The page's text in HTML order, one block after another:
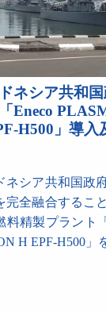
ネシア共和国
Eneco
H500」導入
ネシア共和国政
完全融合するこ
料精製プラント
H EPF-H500」